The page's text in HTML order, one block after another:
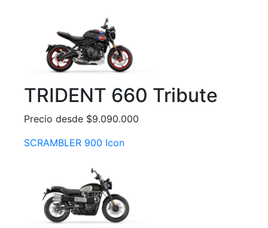
TRIDENT 660 Tribute
Precio desde $9.090.000
SCRAMBLER 900 Icon